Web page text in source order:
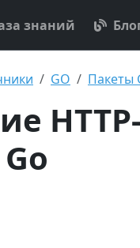
знаний
GO Пакеты